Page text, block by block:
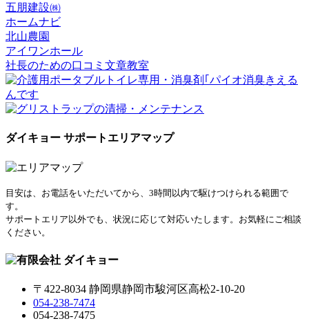
五朋建設㈱
ホームナビ
北山農園
アイワンホール
社長のための口コミ文章教室
ダイキョー サポートエリアマップ
目安は、お電話をいただいてから、3時間以内で駆けつけられる範囲で
す。
サポートエリア以外でも、状況に応じて対応いたします。お気軽にご相談
ください。
〒422-8034 静岡県静岡市駿河区高松2-10-20
054-238-7474
054-238-7475